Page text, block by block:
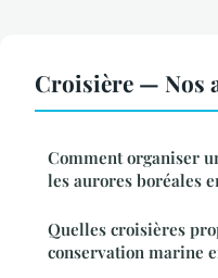
Croisière — Nos
Comment organiser
les aurores boréales
Quelles croisières
conservation marine